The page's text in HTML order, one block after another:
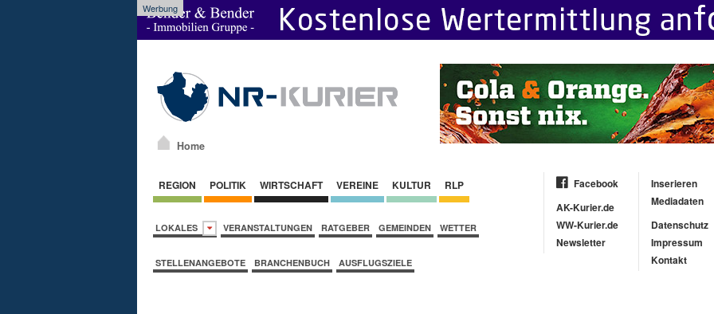
Werbung
Home
REGION POLITIK WIRTSCHAFT VEREINE KULTUR RLP
LOKALES VERANSTALTUNGEN RATGEBER GEMEINDEN WETTER
STELLENANGEBOTE BRANCHENBUCH AUSFLUGSZIELE
Facebook
AK-Kurier.de
WW-Kurier.de
Newsletter
Inserieren
Mediadaten
Datenschutz
Impressum
Kontakt